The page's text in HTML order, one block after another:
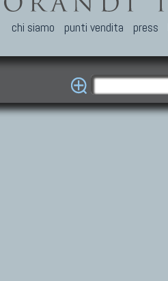
chi siamo punti vendita press